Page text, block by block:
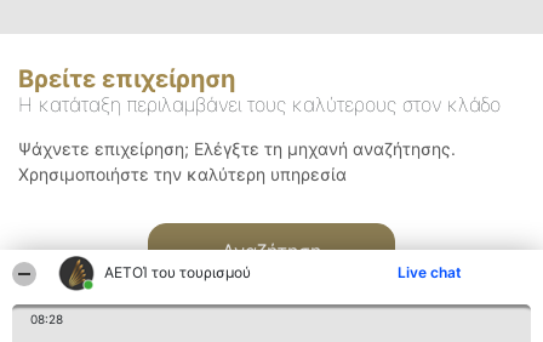
ΑΕΤΟΊ του τουρισμού Live chat
08:28
Βρείτε επιχείρηση
Η κατάταξη περιλαμβάνει τους καλύτερους στον κλάδο
Ψάχνετε επιχείρηση; Ελέγξτε τη μηχανή αναζήτησης.
Χρησιμοποιήστε την καλύτερη υπηρεσία
Αναζήτηση